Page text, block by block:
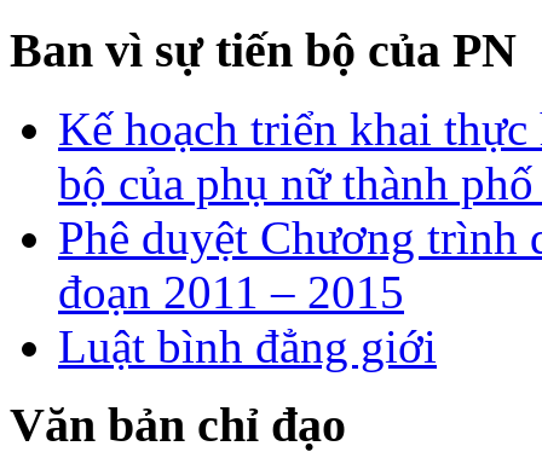
Ban vì sự tiến bộ của PN
Kế hoạch triển khai
bộ của phụ nữ thành
Phê duyệt Chương
đoạn 2011 – 2015
Luật bình đẳng giới
Văn bản chỉ đạo